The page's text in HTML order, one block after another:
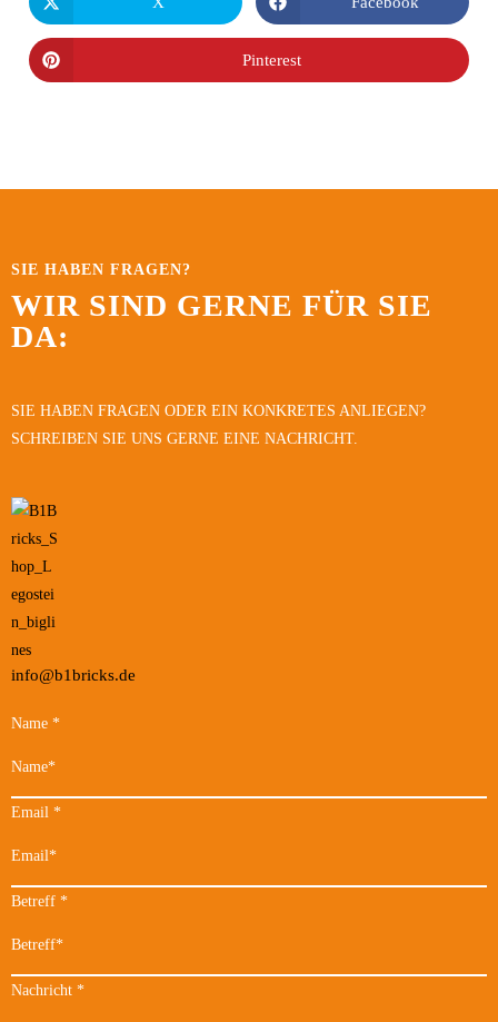
Pinterest
SIE HABEN FRAGEN?
WIR SIND GERNE FÜR SIE
DA:
SIE HABEN FRAGEN ODER EIN KONKRETES ANLIEGEN?
SCHREIBEN SIE UNS GERNE EINE NACHRICHT.
info@b1bricks.de
Name *
Email *
Betreff *
Nachricht *